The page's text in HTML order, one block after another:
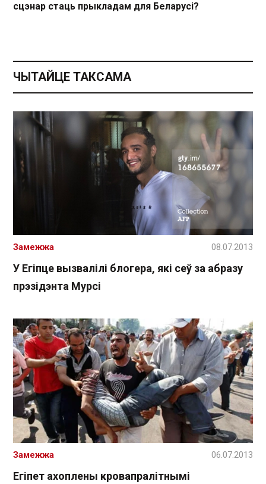
сцэнар стаць прыкладам для Беларусі?
ЧЫТАЙЦЕ ТАКСАМА
У Егіпце вызвалілі блогера, які сеў за абразу
прэзідэнта Мурсі
Замежжа 08.07.2013
Егіпет ахоплены кровапралітнымі
Замежжа 06.07.2013